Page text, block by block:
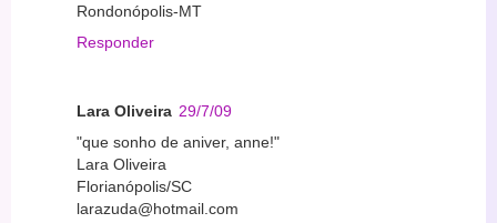
Rondonópolis-MT
Responder
Lara Oliveira 29/7/09
"que sonho de aniver, anne!"
Lara Oliveira
Florianópolis/SC
larazuda@hotmail.com